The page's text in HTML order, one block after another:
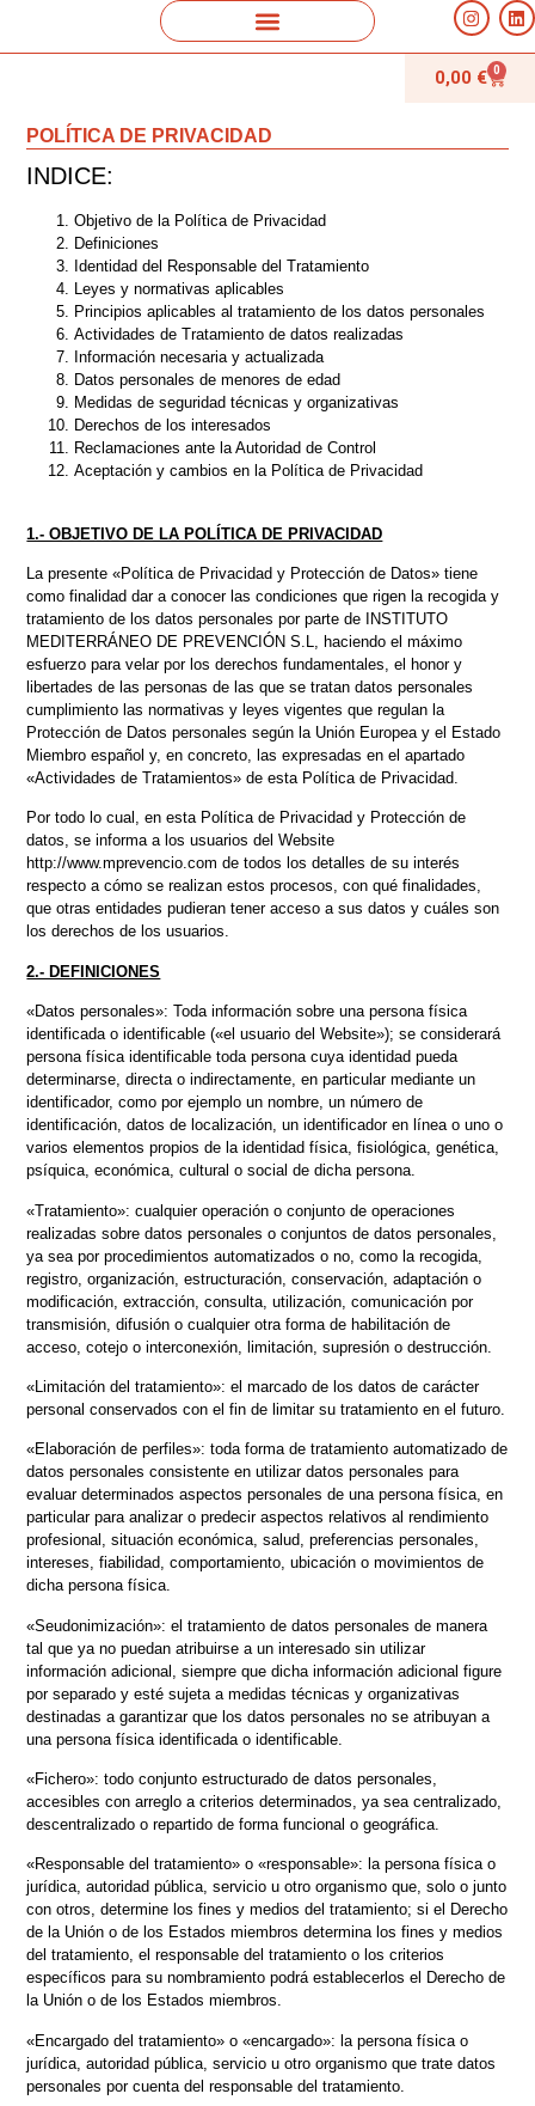
0,00 € 0
POLÍTICA DE PRIVACIDAD
INDICE:
Objetivo de la Política de Privacidad
Definiciones
Identidad del Responsable del Tratamiento
Leyes y normativas aplicables
Principios aplicables al tratamiento de los datos personales
Actividades de Tratamiento de datos realizadas
Información necesaria y actualizada
Datos personales de menores de edad
Medidas de seguridad técnicas y organizativas
Derechos de los interesados
Reclamaciones ante la Autoridad de Control
Aceptación y cambios en la Política de Privacidad
1.- OBJETIVO DE LA POLÍTICA DE PRIVACIDAD
La presente «Política de Privacidad y Protección de Datos» tiene
como finalidad dar a conocer las condiciones que rigen la recogida y
tratamiento de los datos personales por parte de INSTITUTO
MEDITERRÁNEO DE PREVENCIÓN S.L, haciendo el máximo
esfuerzo para velar por los derechos fundamentales, el honor y
libertades de las personas de las que se tratan datos personales
cumplimiento las normativas y leyes vigentes que regulan la
Protección de Datos personales según la Unión Europea y el Estado
Miembro español y, en concreto, las expresadas en el apartado
«Actividades de Tratamientos» de esta Política de Privacidad.
Por todo lo cual, en esta Política de Privacidad y Protección de
datos, se informa a los usuarios del Website
http://www.mprevencio.com de todos los detalles de su interés
respecto a cómo se realizan estos procesos, con qué finalidades,
que otras entidades pudieran tener acceso a sus datos y cuáles son
los derechos de los usuarios.
2.- DEFINICIONES
«Datos personales»: Toda información sobre una persona física
identificada o identificable («el usuario del Website»); se considerará
persona física identificable toda persona cuya identidad pueda
determinarse, directa o indirectamente, en particular mediante un
identificador, como por ejemplo un nombre, un número de
identificación, datos de localización, un identificador en línea o uno o
varios elementos propios de la identidad física, fisiológica, genética,
psíquica, económica, cultural o social de dicha persona.
«Tratamiento»: cualquier operación o conjunto de operaciones
realizadas sobre datos personales o conjuntos de datos personales,
ya sea por procedimientos automatizados o no, como la recogida,
registro, organización, estructuración, conservación, adaptación o
modificación, extracción, consulta, utilización, comunicación por
transmisión, difusión o cualquier otra forma de habilitación de
acceso, cotejo o interconexión, limitación, supresión o destrucción.
«Limitación del tratamiento»: el marcado de los datos de carácter
personal conservados con el fin de limitar su tratamiento en el futuro.
«Elaboración de perfiles»: toda forma de tratamiento automatizado de
datos personales consistente en utilizar datos personales para
evaluar determinados aspectos personales de una persona física, en
particular para analizar o predecir aspectos relativos al rendimiento
profesional, situación económica, salud, preferencias personales,
intereses, fiabilidad, comportamiento, ubicación o movimientos de
dicha persona física.
«Seudonimización»: el tratamiento de datos personales de manera
tal que ya no puedan atribuirse a un interesado sin utilizar
información adicional, siempre que dicha información adicional figure
por separado y esté sujeta a medidas técnicas y organizativas
destinadas a garantizar que los datos personales no se atribuyan a
una persona física identificada o identificable.
«Fichero»: todo conjunto estructurado de datos personales,
accesibles con arreglo a criterios determinados, ya sea centralizado,
descentralizado o repartido de forma funcional o geográfica.
«Responsable del tratamiento» o «responsable»: la persona física o
jurídica, autoridad pública, servicio u otro organismo que, solo o junto
con otros, determine los fines y medios del tratamiento; si el Derecho
de la Unión o de los Estados miembros determina los fines y medios
del tratamiento, el responsable del tratamiento o los criterios
específicos para su nombramiento podrá establecerlos el Derecho de
la Unión o de los Estados miembros.
«Encargado del tratamiento» o «encargado»: la persona física o
jurídica, autoridad pública, servicio u otro organismo que trate datos
personales por cuenta del responsable del tratamiento.